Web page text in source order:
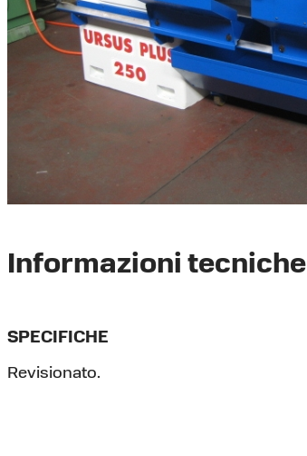
Informazioni tecniche
SPECIFICHE
Revisionato.